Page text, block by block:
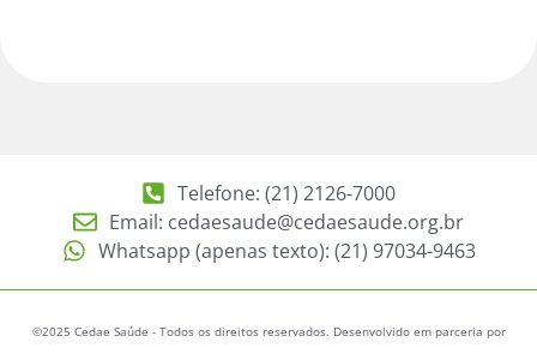
Telefone: (21) 2126-7000
Email: cedaesaude@cedaesaude.org.br
Whatsapp (apenas texto): (21) 97034-9463
©2025 Cedae Saúde - Todos os direitos reservados. Desenvolvido em parceria por